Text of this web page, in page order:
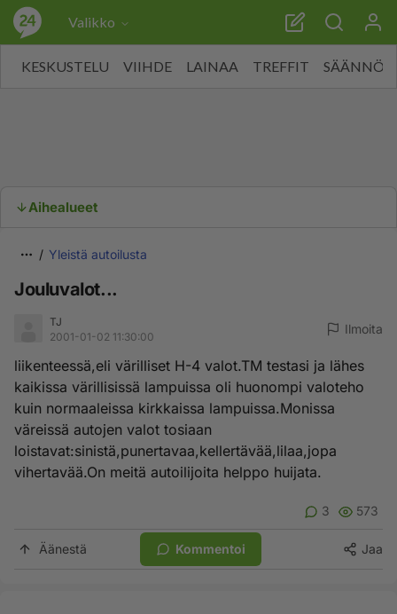
Valikko
KESKUSTELU VIIHDE LAINAA TREFFIT SÄÄNNÖT
Aihealueet
Yleistä autoilusta
Jouluvalot...
TJ
2001-01-02 11:30:00
Ilmoita
liikenteessä,eli värilliset H-4 valot.TM testasi ja lähes
kaikissa värillisissä lampuissa oli huonompi valoteho
kuin normaaleissa kirkkaissa lampuissa.Monissa
väreissä autojen valot tosiaan
loistavat:sinistä,punertavaa,kellertävää,lilaa,jopa
vihertavää.On meitä autoilijoita helppo huijata.
3 573
Äänestä Kommentoi Jaa